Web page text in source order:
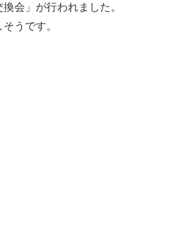
会」が行われました。
うです。